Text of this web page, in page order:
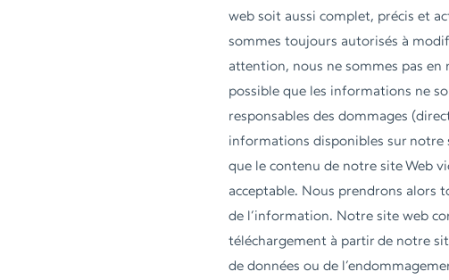
web soit aussi complet, précis et
sommes toujours autorisés à
attention, nous ne sommes pas
possible que les informations ne
responsables des dommages
informations disponibles sur notre
que le contenu de notre site Web
acceptable. Nous prendrons alors
de l’information. Notre site web
téléchargement à partir de notre
de données ou de